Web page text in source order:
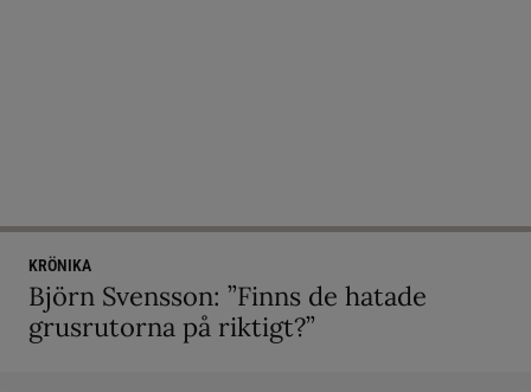
KRÖNIKA
Björn Svensson: ”Finns de hatade
grusrutorna på riktigt?”